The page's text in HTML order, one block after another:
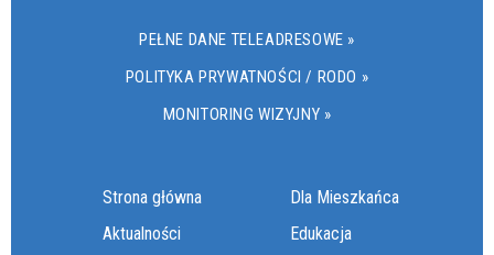
PEŁNE DANE TELEADRESOWE »
POLITYKA PRYWATNOŚCI / RODO »
MONITORING WIZYJNY »
Strona główna
Aktualności
Dla Mieszkańca
Edukacja